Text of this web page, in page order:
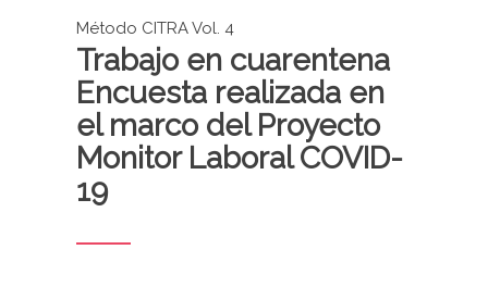
Método CITRA Vol. 4
Trabajo en cuarentena
Encuesta realizada en
el marco del Proyecto
Monitor Laboral COVID-
19